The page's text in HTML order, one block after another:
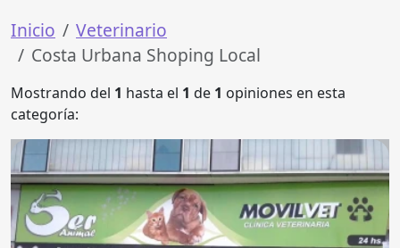
Inicio
Veterinario
Costa Urbana Shoping Local
Mostrando del 1 hasta el 1 de 1 opiniones en esta
categoría: